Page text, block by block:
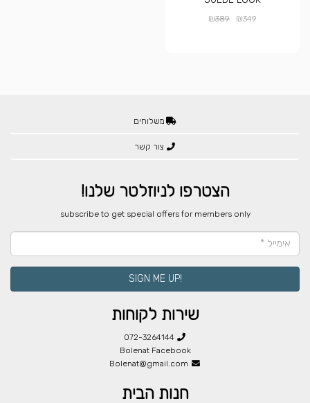
₪349
₪389
משלוחים
צור קשר
הצטרפו לניוזלטר שלנו!
​subscribe to get special offers for members only
!SIGN ME UP
שירות לקוחות
072-3264144
Bolenat Facebook
Bolenat@gmail.com
חנות הבית